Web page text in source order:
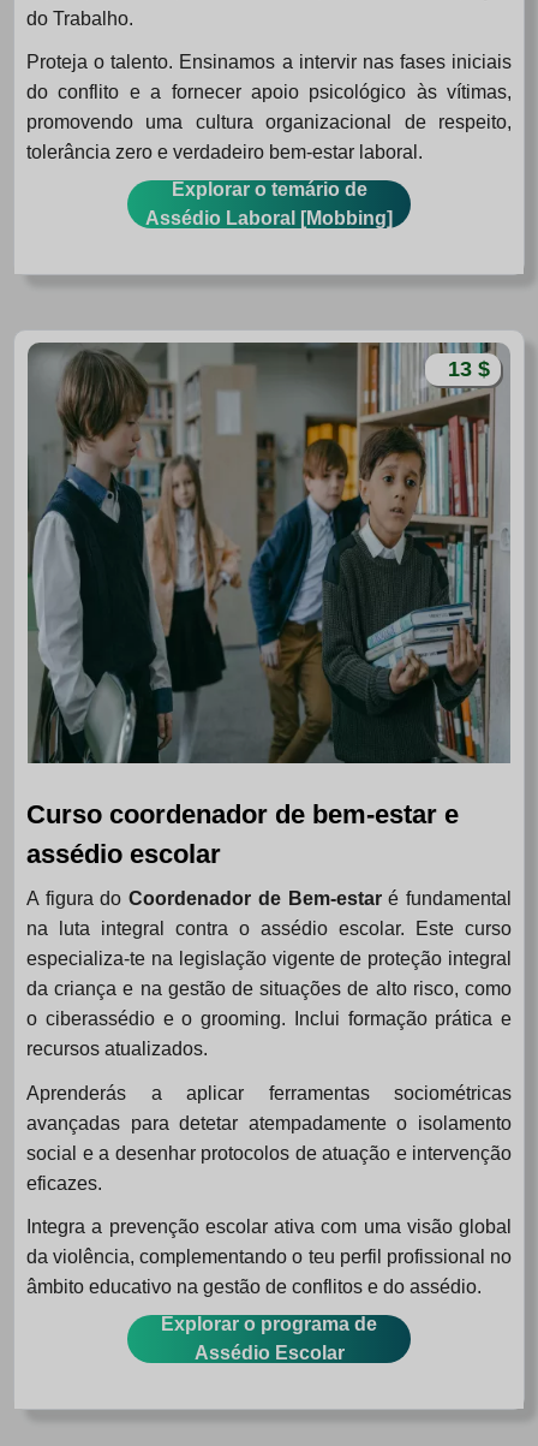
do Trabalho.
Proteja o talento. Ensinamos a intervir nas fases iniciais
do conflito e a fornecer apoio psicológico às vítimas,
promovendo uma cultura organizacional de respeito,
tolerância zero e verdadeiro bem-estar laboral.
Explorar o temário de
Assédio Laboral [Mobbing]
Curso coordenador de bem-estar e
assédio escolar
13 $
A figura doCoordenador de Bem-estaré fundamental
na luta integral contra o assédio escolar. Este curso
especializa-te na legislação vigente de proteção integral
da criança e na gestão de situações de alto risco, como
o ciberassédio e o grooming. Inclui formação prática e
recursos atualizados.
Aprenderás a aplicar ferramentas sociométricas
avançadas para detetar atempadamente o isolamento
social e a desenhar protocolos de atuação e intervenção
eficazes.
Integra a prevenção escolar ativa com uma visão global
da violência, complementando o teu perfil profissional no
âmbito educativo na gestão de conflitos e do assédio.
Explorar o programa de
Assédio Escolar